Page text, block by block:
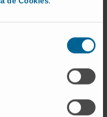
la Clínica
les trois
génétiques et
à l’Universidad de
clinique et celle
le Service